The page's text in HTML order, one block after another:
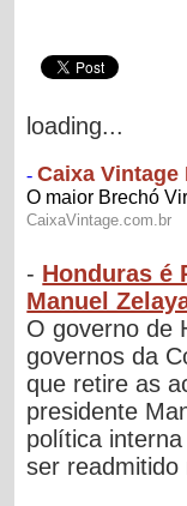
loading...
- Honduras é
Manuel
O governo de
governos da
que retire as
presidente
política
ser readmitido